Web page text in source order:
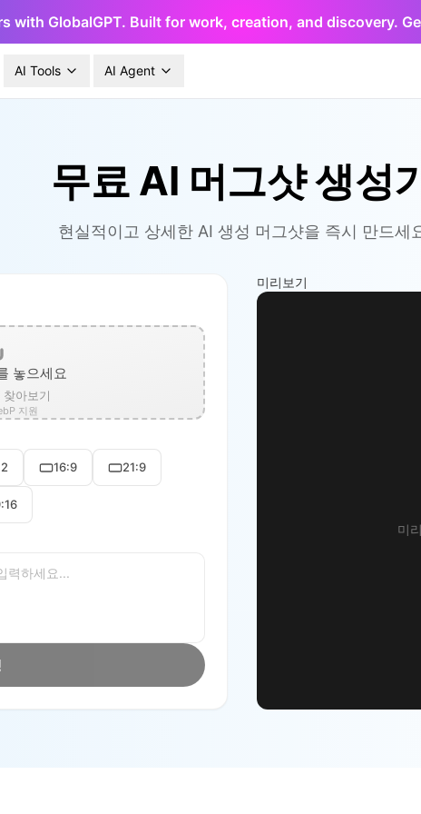
with GlobalGPT. Built for work, creation, and discovery.
AI Tools AI Agent
무료 AI 머그샷 생성
현실적이고 상세한 AI 생성 머그샷을 즉시 만드세
놓으세요
아보기
지원
16:9 21:9
미리보기
미